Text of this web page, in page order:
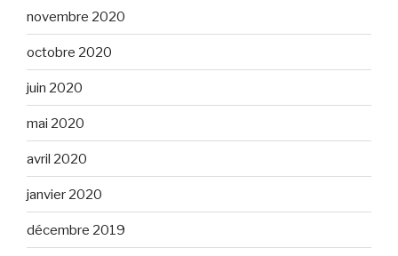
novembre 2020
octobre 2020
juin 2020
mai 2020
avril 2020
janvier 2020
décembre 2019